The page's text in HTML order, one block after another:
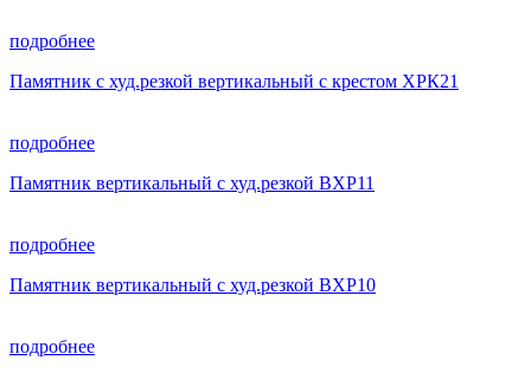
подробнее
Памятник с худ.резкой вертикальный с крестом ХРК21
подробнее
Памятник вертикальный с худ.резкой ВХР11
подробнее
Памятник вертикальный с худ.резкой ВХР10
подробнее